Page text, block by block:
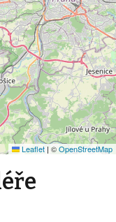
Leaflet | ©OpenStreetMap